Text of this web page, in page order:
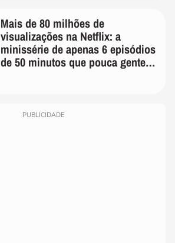
Mais de 80 milhões de
visualizações na Netflix: a
minissérie de apenas 6 episódios
de 50 minutos que pouca gente
PUBLICIDADE